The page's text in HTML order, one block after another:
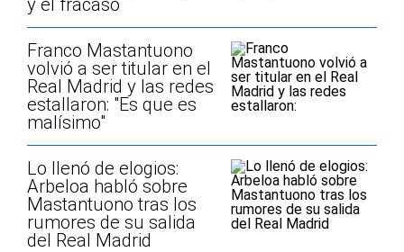
y el fracaso
Franco Mastantuono
volvió a ser titular en el
Real Madrid y las redes
estallaron: "Es que es
malísimo"
Lo llenó de elogios:
Arbeloa habló sobre
Mastantuono tras los
rumores de su salida
del Real Madrid